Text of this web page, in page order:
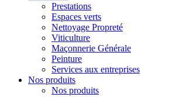
Prestations
Espaces verts
Nettoyage Propreté
Viticulture
Maçonnerie Générale
Peinture
Services aux entreprises
Nos produits
Nos produits